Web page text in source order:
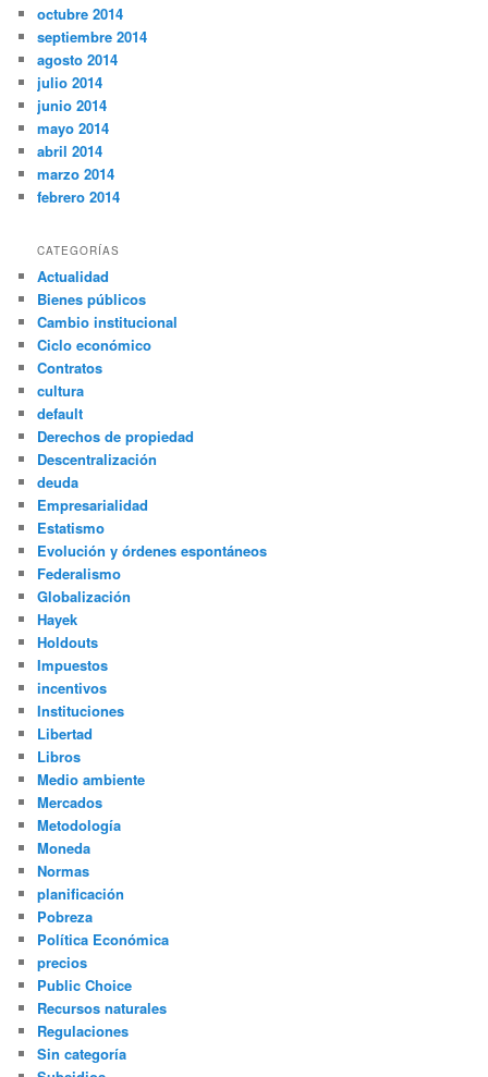
octubre 2014
septiembre 2014
agosto 2014
julio 2014
junio 2014
mayo 2014
abril 2014
marzo 2014
febrero 2014
CATEGORÍAS
Actualidad
Bienes públicos
Cambio institucional
Ciclo económico
Contratos
cultura
default
Derechos de propiedad
Descentralización
deuda
Empresarialidad
Estatismo
Evolución y órdenes espontáneos
Federalismo
Globalización
Hayek
Holdouts
Impuestos
incentivos
Instituciones
Libertad
Libros
Medio ambiente
Mercados
Metodología
Moneda
Normas
planificación
Pobreza
Política Económica
precios
Public Choice
Recursos naturales
Regulaciones
Sin categoría